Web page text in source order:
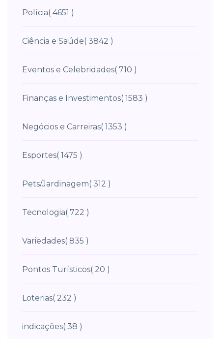
Polícia( 4651 )
Ciência e Saúde( 3842 )
Eventos e Celebridades( 710 )
Finanças e Investimentos( 1583 )
Negócios e Carreiras( 1353 )
Esportes( 1475 )
Pets/Jardinagem( 312 )
Tecnologia( 722 )
Variedades( 835 )
Pontos Turísticos( 20 )
Loterias( 232 )
indicações( 38 )